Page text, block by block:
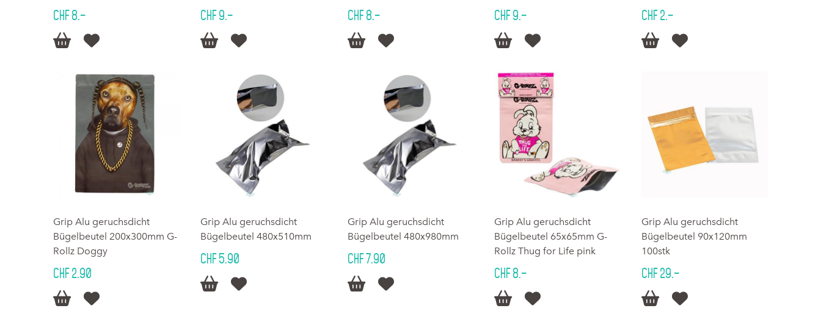
CHF 8.–
 
CHF 9.–
 
CHF 8.–
 
CHF 9.–
 
CHF 2.–
 
Grip Alu geruchsdicht
Bügelbeutel 200x300mm G-
Rollz Doggy
CHF 2.90
 
Grip Alu geruchsdicht
Bügelbeutel 480x510mm
CHF 5.90
 
Grip Alu geruchsdicht
Bügelbeutel 480x980mm
CHF 7.90
 
Grip Alu geruchsdicht
Bügelbeutel 65x65mm G-
Rollz Thug for Life pink
CHF 8.–
 
Grip Alu geruchsdicht
Bügelbeutel 90x120mm
100stk
CHF 29.–
 